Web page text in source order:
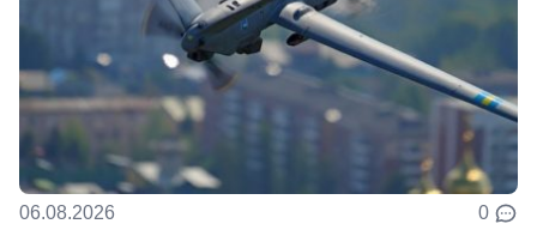
06.08.2026 0